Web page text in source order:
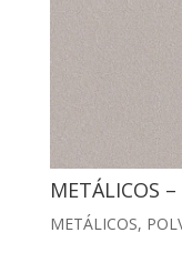
METÁLICOS
METÁLICOS,